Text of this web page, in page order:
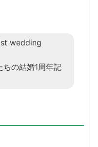
wedding
ちの結婚1周年記